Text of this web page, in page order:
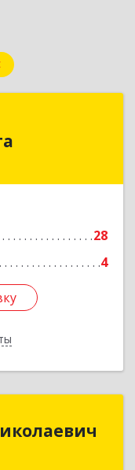
28
4
Центр
Учета
Подробнее
округ